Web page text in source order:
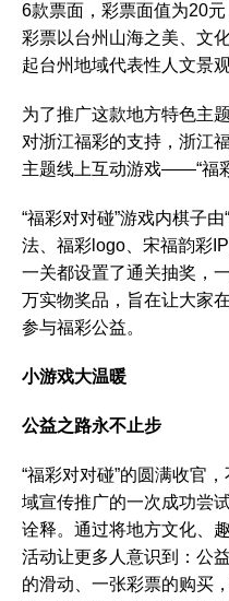
6款票面，彩票面值为20
彩票以台州山海之美、文
起台州地域代表性人文景
为了推广这款地方特色主
对浙江福彩的支持，浙江
主题线上互动游戏——“福彩
“福彩对对碰”游戏内棋子
法、福彩logo、宋福韵彩
一关都设置了通关抽奖，
万实物奖品，旨在让大家
参与福彩公益。
小游戏大温暖
公益之路永不止步
“福彩对对碰”的圆满收官
域宣传推广的一次成功尝
诠释。通过将地方文化、
活动让更多人意识到：公
的滑动、一张彩票的购买